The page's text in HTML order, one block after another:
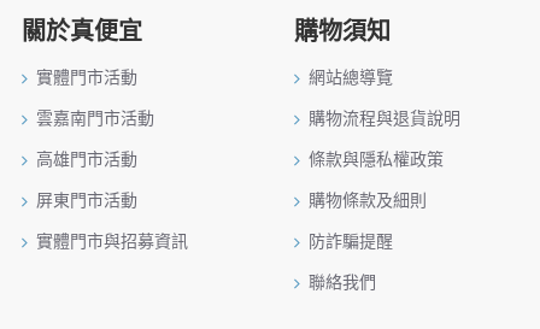
關於真便宜
實體門市活動
雲嘉南門市活動
高雄門市活動
屏東門市活動
實體門市與招募資訊
購物須知
網站總導覽
購物流程與退貨說明
條款與隱私權政策
購物條款及細則
防詐騙提醒
聯絡我們